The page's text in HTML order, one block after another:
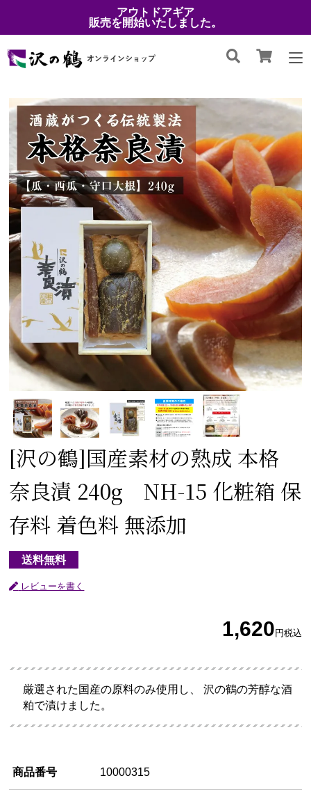
アウトドアギア
販売を開始いたしました。
[沢の鶴]国産素材の熟成 本格
奈良漬 240g NH-15 化粧箱 保
存料 着色料 無添加
送料無料
レビューを書く
1,620 円税込
厳選された国産の原料のみ使用し、 沢の鶴の芳醇な酒
粕で漬けました。
商品番号 10000315